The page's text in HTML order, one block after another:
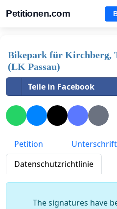
Petitionen.com
Bikepark für Kirchberg,
(LK Passau)
Teile in Facebook
Petition
Datenschutzrichtlinie
The signatures have